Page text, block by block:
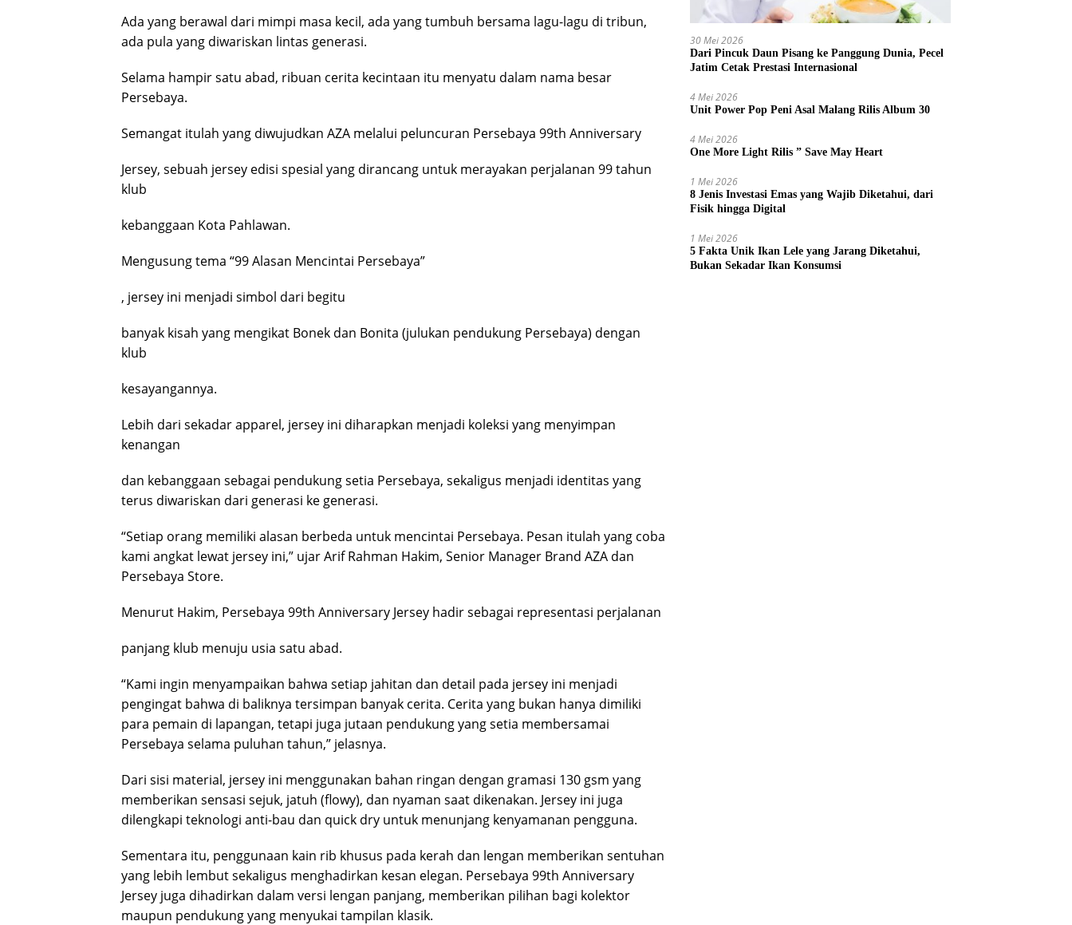
Ada yang berawal dari mimpi masa kecil, ada yang tumbuh bersama lagu-lagu di tribun,
ada pula yang diwariskan lintas generasi.
Selama hampir satu abad, ribuan cerita kecintaan itu menyatu dalam nama besar
Persebaya.
Semangat itulah yang diwujudkan AZA melalui peluncuran Persebaya 99th Anniversary
Jersey, sebuah jersey edisi spesial yang dirancang untuk merayakan perjalanan 99 tahun
klub
kebanggaan Kota Pahlawan.
Mengusung tema “99 Alasan Mencintai Persebaya”
, jersey ini menjadi simbol dari begitu
banyak kisah yang mengikat Bonek dan Bonita (julukan pendukung Persebaya) dengan
klub
kesayangannya.
Lebih dari sekadar apparel, jersey ini diharapkan menjadi koleksi yang menyimpan
kenangan
dan kebanggaan sebagai pendukung setia Persebaya, sekaligus menjadi identitas yang
terus diwariskan dari generasi ke generasi.
“Setiap orang memiliki alasan berbeda untuk mencintai Persebaya. Pesan itulah yang coba
kami angkat lewat jersey ini,” ujar Arif Rahman Hakim, Senior Manager Brand AZA dan
Persebaya Store.
Menurut Hakim, Persebaya 99th Anniversary Jersey hadir sebagai representasi perjalanan
panjang klub menuju usia satu abad.
“Kami ingin menyampaikan bahwa setiap jahitan dan detail pada jersey ini menjadi
pengingat bahwa di baliknya tersimpan banyak cerita. Cerita yang bukan hanya dimiliki
para pemain di lapangan, tetapi juga jutaan pendukung yang setia membersamai
Persebaya selama puluhan tahun,” jelasnya.
Dari sisi material, jersey ini menggunakan bahan ringan dengan gramasi 130 gsm yang
memberikan sensasi sejuk, jatuh (flowy), dan nyaman saat dikenakan. Jersey ini juga
dilengkapi teknologi anti-bau dan quick dry untuk menunjang kenyamanan pengguna.
Sementara itu, penggunaan kain rib khusus pada kerah dan lengan memberikan sentuhan
yang lebih lembut sekaligus menghadirkan kesan elegan. Persebaya 99th Anniversary
Jersey juga dihadirkan dalam versi lengan panjang, memberikan pilihan bagi kolektor
maupun pendukung yang menyukai tampilan klasik.
30 Mei 2026
Dari Pincuk Daun Pisang ke Panggung Dunia, Pecel
Jatim Cetak Prestasi Internasional
4 Mei 2026
Unit Power Pop Peni Asal Malang Rilis Album 30
4 Mei 2026
One More Light Rilis ” Save May Heart
1 Mei 2026
8 Jenis Investasi Emas yang Wajib Diketahui, dari
Fisik hingga Digital
1 Mei 2026
5 Fakta Unik Ikan Lele yang Jarang Diketahui,
Bukan Sekadar Ikan Konsumsi